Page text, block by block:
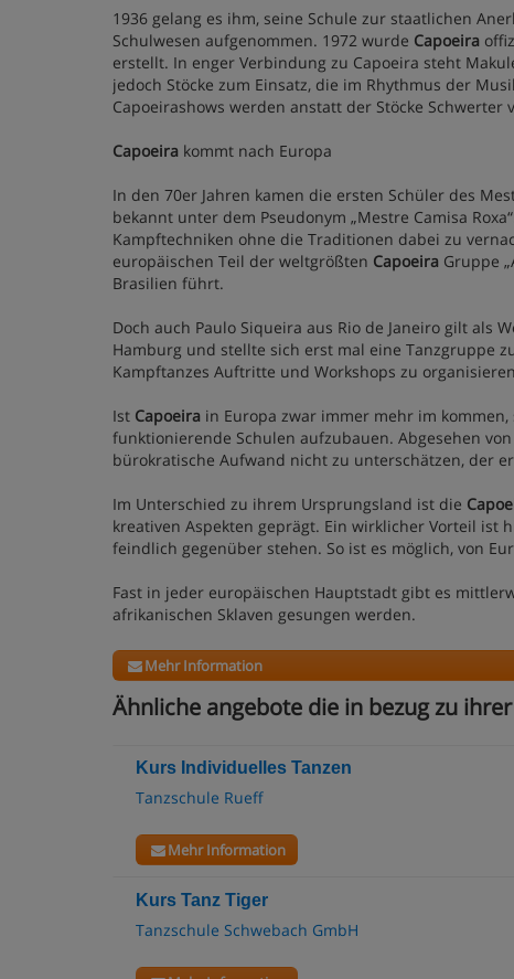
1936 gelang es ihm, seine Schule zur staatlichen
Schulwesen aufgenommen. 1972 wurde Capoeira
erstellt. In enger Verbindung zu Capoeira steht
jedoch Stöcke zum Einsatz, die im Rhythmus der
Capoeirashows werden anstatt der Stöcke Schwerter
Capoeira kommt nach Europa
In den 70er Jahren kamen die ersten Schüler des
bekannt unter dem Pseudonym „Mestre Camisa
Kampftechniken ohne die Traditionen dabei zu
europäischen Teil der weltgrößten Capoeira Gruppe
Brasilien führt.
Doch auch Paulo Siqueira aus Rio de Janeiro gilt als
Hamburg und stellte sich erst mal eine Tanzgruppe
Kampftanzes Auftritte und Workshops zu
Ist Capoeira in Europa zwar immer mehr im
funktionierende Schulen aufzubauen. Abgesehen
bürokratische Aufwand nicht zu unterschätzen, der
Im Unterschied zu ihrem Ursprungsland ist die
kreativen Aspekten geprägt. Ein wirklicher Vorteil ist
feindlich gegenüber stehen. So ist es möglich, von
Fast in jeder europäischen Hauptstadt gibt es
afrikanischen Sklaven gesungen werden.
Mehr Information
Ähnliche angebote die in bezug zu
Kurs Individuelles Tanzen
Tanzschule Rueff
Mehr Information
Kurs Tanz Tiger
Tanzschule Schwebach GmbH